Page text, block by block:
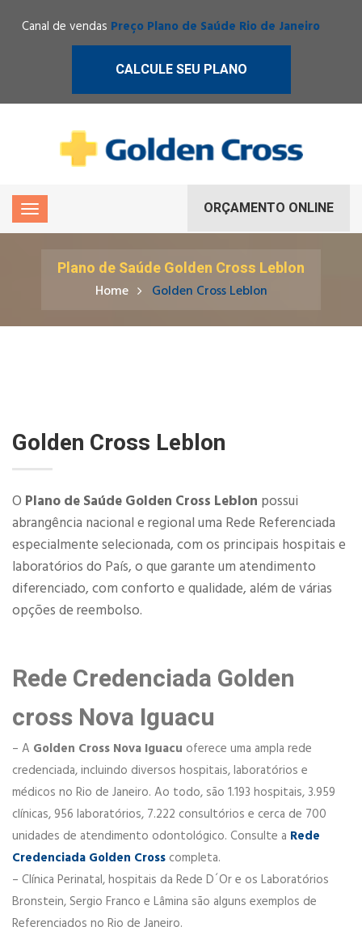
Canal de vendas Preço Plano de Saúde Rio de Janeiro
CALCULE SEU PLANO
ORÇAMENTO ONLINE
Plano de Saúde Golden Cross Leblon
Home Golden Cross Leblon
Golden Cross Leblon
O Plano de Saúde Golden Cross Leblon possui
abrangência nacional e regional uma Rede Referenciada
especialmente selecionada, com os principais hospitais e
laboratórios do País, o que garante um atendimento
diferenciado, com conforto e qualidade, além de várias
opções de reembolso.
Rede Credenciada Golden
cross Nova Iguacu
– A Golden Cross Nova Iguacu oferece uma ampla rede
credenciada, incluindo diversos hospitais, laboratórios e
médicos no Rio de Janeiro. Ao todo, são 1.193 hospitais, 3.959
clínicas, 956 laboratórios, 7.222 consultórios e cerca de 700
unidades de atendimento odontológico. Consulte a Rede
Credenciada Golden Cross completa.
– Clínica Perinatal, hospitais da Rede D´Or e os Laboratórios
Bronstein, Sergio Franco e Lâmina são alguns exemplos de
Referenciados no Rio de Janeiro.